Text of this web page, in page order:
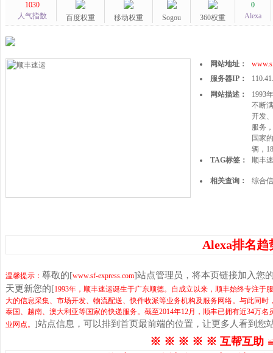
1030
人气指数
百度权重 移动权重 Sogou 360权重
0
Alexa
网站地址：
服务器IP：
网站描述：
1993
不断
开发
服务
国家
辆，
TAG标签：
顺丰
相关查询： 综合
Alexa排名趋
温馨提示： 尊敬的[www.sf-express.com]站点管理员，将本页链接加入您
天更新您的[1993年，顺丰速运诞生于广东顺德。自成立以来，顺丰始终专注
大的信息采集、市场开发、物流配送、快件收派等业务机构及服务网络。与此同
泰国、越南、澳大利亚等国家的快递服务。截至2014年12月，顺丰已拥有近34万
业网点。 ]站点信息，可以排到首页最前端的位置，让更多人看到您
※ ※ ※ ※ ※ 互帮互助